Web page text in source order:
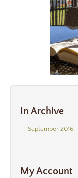
In Archive
September 2016
My Account